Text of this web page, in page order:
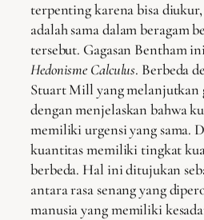
terpenting karena bisa
adalah sama dalam beragam
tersebut. Gagasan Bentham
Hedonisme Calculus. Berbeda
Stuart Mill yang melanjutkan
dengan menjelaskan bahwa
memiliki urgensi yang sama.
kuantitas memiliki tingkat
berbeda. Hal ini ditujukan
antara rasa senang yang
manusia yang memiliki